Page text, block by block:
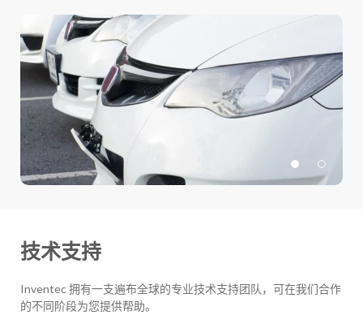
技术支持
Inventec 拥有一支遍布全球的专业技术支持团队，可在我们合作
的不同阶段为您提供帮助。